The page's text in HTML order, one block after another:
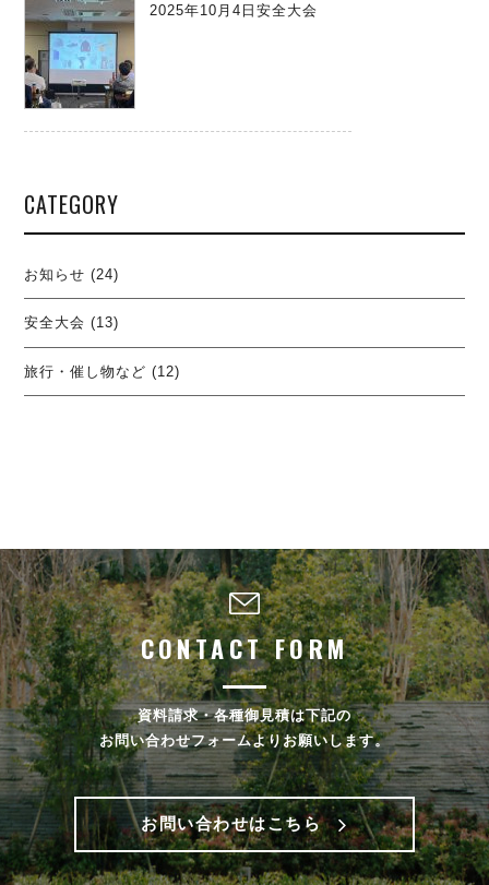
2025年10月4日安全大会
CATEGORY
お知らせ (24)
安全大会 (13)
旅行・催し物など (12)
CONTACT FORM
資料請求・各種御見積は下記の
お問い合わせフォームよりお願いします。
お問い合わせはこちら